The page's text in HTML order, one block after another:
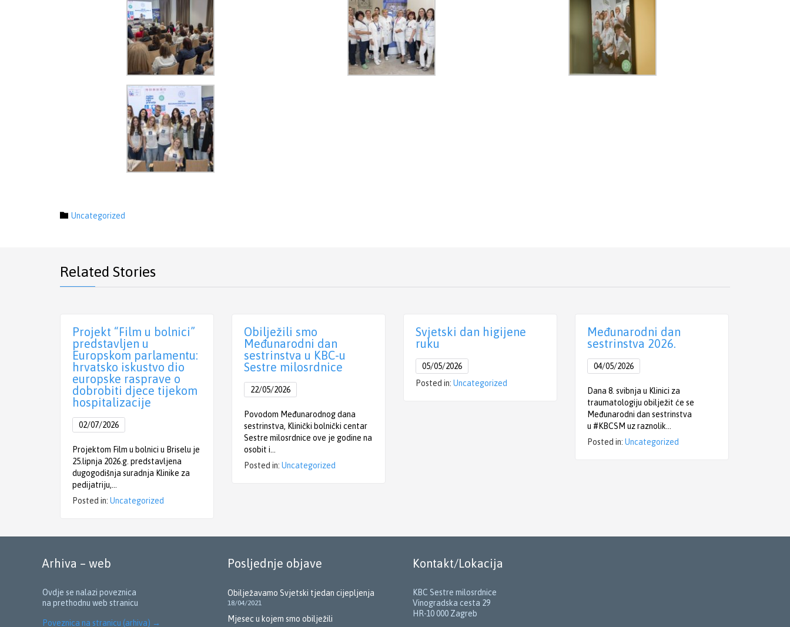
 Category
Uncategorized
Related Stories
Projekt “Film u bolnici”
predstavljen u
Europskom parlamentu:
hrvatsko iskustvo dio
europske rasprave o
dobrobiti djece tijekom
hospitalizacije
02/07/2026
Projektom Film u bolnici u Briselu je
25.lipnja 2026.g. predstavljena
dugogodišnja suradnja Klinike za
pedijatriju,…
Posted in: Uncategorized
Obilježili smo
Međunarodni dan
sestrinstva u KBC-u
Sestre milosrdnice
22/05/2026
Povodom Međunarodnog dana
sestrinstva, Klinički bolnički centar
Sestre milosrdnice ove je godine na
osobit i…
Posted in: Uncategorized
Svjetski dan higijene
ruku
05/05/2026
Posted in: Uncategorized
Međunarodni dan
sestrinstva 2026.
04/05/2026
Dana 8. svibnja u Klinici za
traumatologiju obilježit će se
Međunarodni dan sestrinstva
u #KBCSM uz raznolik…
Posted in: Uncategorized
Arhiva – web
Ovdje se nalazi poveznica
na prethodnu web stranicu
Poveznica na stranicu (arhiva) →
Posljednje objave
Obilježavamo Svjetski tjedan cijepljenja
18/04/2021
Mjesec u kojem smo obilježili
Kontakt/Lokacija
KBC Sestre milosrdnice
Vinogradska cesta 29
HR-10 000 Zagreb